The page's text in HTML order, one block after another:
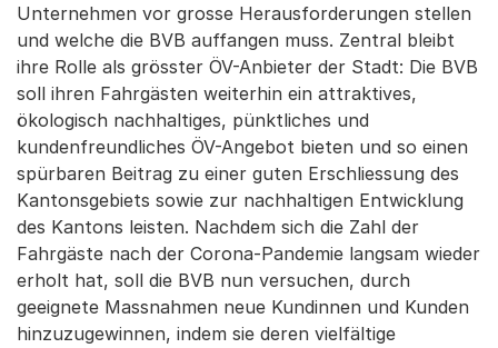
Unternehmen vor grosse Herausforderungen stellen
und welche die BVB auffangen muss. Zentral bleibt
ihre Rolle als grösster ÖV-Anbieter der Stadt: Die BVB
soll ihren Fahrgästen weiterhin ein attraktives,
ökologisch nachhaltiges, pünktliches und
kundenfreundliches ÖV-Angebot bieten und so einen
spürbaren Beitrag zu einer guten Erschliessung des
Kantonsgebiets sowie zur nachhaltigen Entwicklung
des Kantons leisten. Nachdem sich die Zahl der
Fahrgäste nach der Corona-Pandemie langsam wieder
erholt hat, soll die BVB nun versuchen, durch
geeignete Massnahmen neue Kundinnen und Kunden
hinzuzugewinnen, indem sie deren vielfältige